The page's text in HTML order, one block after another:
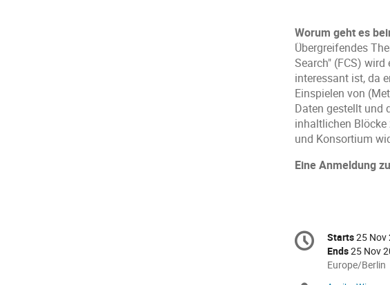
Worum geht es
Übergreifendes
Search" (FCS)
interessant ist, da
Einspielen von
Daten gestellt und
inhaltlichen Blöcke
und Konsortium
Eine Anmeldung
Conference
information
Date/
Starts25 Nov
Ends25 Nov
All
Europe/Berlin